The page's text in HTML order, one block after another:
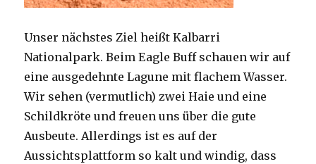
Unser nächstes Ziel heißt Kalbarri
Nationalpark. Beim Eagle Buff schauen wir auf
eine ausgedehnte Lagune mit flachem Wasser.
Wir sehen (vermutlich) zwei Haie und eine
Schildkröte und freuen uns über die gute
Ausbeute. Allerdings ist es auf der
Aussichtsplattform so kalt und windig, dass